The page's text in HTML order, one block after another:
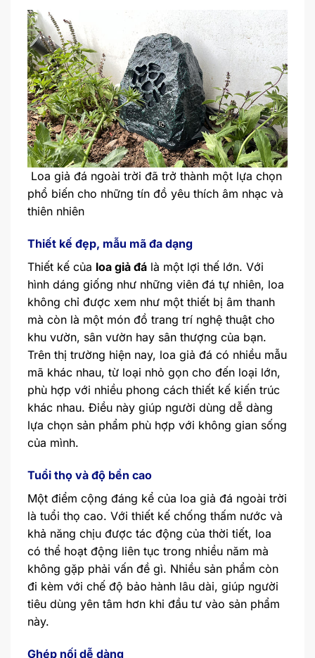
Loa giả đá ngoài trời đã trở thành một lựa chọn
phổ biến cho những tín đồ yêu thích âm nhạc và
thiên nhiên
Thiết kế đẹp, mẫu mã đa dạng
Thiết kế của loa giả đá là một lợi thế lớn. Với
hình dáng giống như những viên đá tự nhiên, loa
không chỉ được xem như một thiết bị âm thanh
mà còn là một món đồ trang trí nghệ thuật cho
khu vườn, sân vườn hay sân thượng của bạn.
Trên thị trường hiện nay, loa giả đá có nhiều mẫu
mã khác nhau, từ loại nhỏ gọn cho đến loại lớn,
phù hợp với nhiều phong cách thiết kế kiến trúc
khác nhau. Điều này giúp người dùng dễ dàng
lựa chọn sản phẩm phù hợp với không gian sống
của mình.
Tuổi thọ và độ bền cao
Một điểm cộng đáng kể của loa giả đá ngoài trời
là tuổi thọ cao. Với thiết kế chống thấm nước và
khả năng chịu được tác động của thời tiết, loa
có thể hoạt động liên tục trong nhiều năm mà
không gặp phải vấn đề gì. Nhiều sản phẩm còn
đi kèm với chế độ bảo hành lâu dài, giúp người
tiêu dùng yên tâm hơn khi đầu tư vào sản phẩm
này.
Ghép nối dễ dàng